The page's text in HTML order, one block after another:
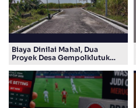
Biaya Dinilai Mahal, Dua
Proyek Desa Gempolklutuk